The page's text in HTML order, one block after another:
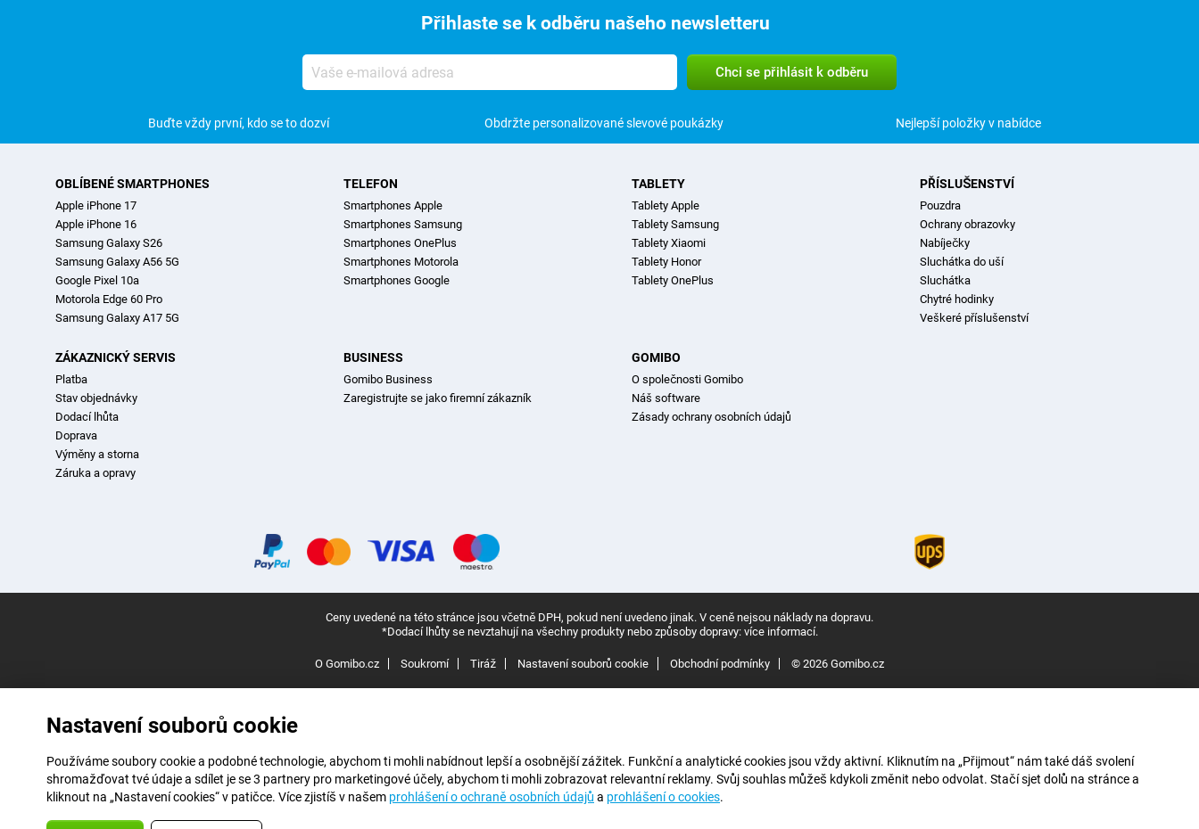
Nastavení souborů cookie
Používáme soubory cookie a podobné technologie, abychom ti mohli nabídnout lepší a osobnější zážitek. Funkční a analytické cookies jsou vždy aktivní. Kliknutím na „Přijmout“ nám také dáš svolení
shromažďovat tvé údaje a sdílet je se 3 partnery pro marketingové účely, abychom ti mohli zobrazovat relevantní reklamy. Svůj souhlas můžeš kdykoli změnit nebo odvolat. Stačí sjet dolů na stránce a
kliknout na „Nastavení cookies“ v patičce. Více zjistíš v našem prohlášení o ochraně osobních údajů a prohlášení o cookies.
Přihlaste se k odběru našeho newsletteru
Vaše
mailová
Buďte vždy první, kdo se to dozví
Obdržte personalizované slevové poukázky Nejlepší položky v nabídce
OBLÍBENÉ SMARTPHONES
Apple iPhone 17
Apple iPhone 16
Samsung Galaxy S26
Samsung Galaxy A56 5G
Google Pixel 10a
Motorola Edge 60 Pro
Samsung Galaxy A17 5G
TELEFON
Smartphones Apple
Smartphones Samsung
Smartphones OnePlus
Smartphones Motorola
Smartphones Google
TABLETY
Tablety Apple
Tablety Samsung
Tablety Xiaomi
Tablety Honor
Tablety OnePlus
PŘÍSLUŠENSTVÍ
Pouzdra
Ochrany obrazovky
Nabíječky
Sluchátka do uší
Sluchátka
Chytré hodinky
Veškeré příslušenství
ZÁKAZNICKÝ SERVIS
Platba
Stav objednávky
Dodací lhůta
Doprava
Výměny a storna
Záruka a opravy
BUSINESS
Gomibo Business
Zaregistrujte se jako firemní zákazník
GOMIBO
O společnosti Gomibo
Náš software
Zásady ochrany osobních údajů
Ceny uvedené na této stránce jsou včetně DPH, pokud není uvedeno jinak. V ceně nejsou náklady na dopravu.
*Dodací lhůty se nevztahují na všechny produkty nebo způsoby dopravy: více informací.
O Gomibo.cz Soukromí Tiráž Nastavení souborů cookie Obchodní podmínky © 2026 Gomibo.cz